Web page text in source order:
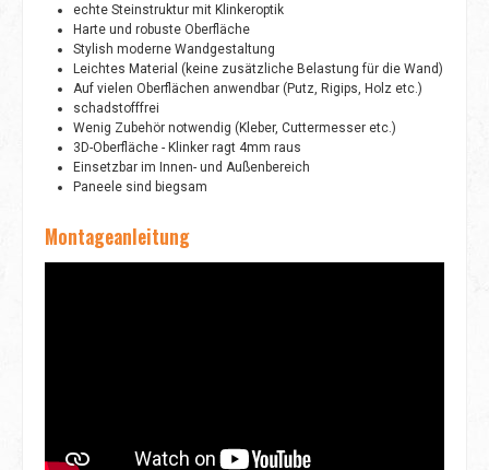
echte Steinstruktur mit Klinkeroptik
Harte und robuste Oberfläche
Stylish moderne Wandgestaltung
Leichtes Material (keine zusätzliche Belastung für die Wand)
Auf vielen Oberflächen anwendbar (Putz, Rigips, Holz etc.)
schadstofffrei
Wenig Zubehör notwendig (Kleber, Cuttermesser etc.)
3D-Oberfläche - Klinker ragt 4mm raus
Einsetzbar im Innen- und Außenbereich
Paneele sind biegsam
Montageanleitung